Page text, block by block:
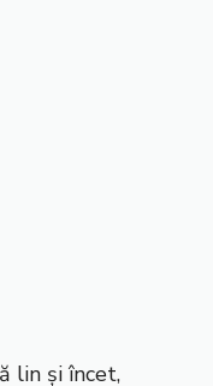
lin și încet,